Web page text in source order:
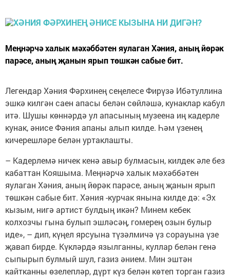
Меңнәрчә халык мәхәббәтен яулаган Хәния, аның йөрәк
парәсе, аның җанын ярып төшкән сабые бит.
Легендар Хәния Фәрхинең сеңелесе Фирүзә Ибәтуллина
эшкә килгән саен апасы белән сөйләшә, кунаклар кабул
итә. Шушы көннәрдә ул апасының музеена иң кадерле
кунак, әнисе Фәния апаны алып килде. Һәм үзенең
кичерешләре белән уртаклашты.
– Кадерлемә ничек кенә авыр булмасын, килдек әле без
кабаттан Кояшыма. Меңнәрчә халык мәхәббәтен
яулаган Хәния, аның йөрәк парәсе, аның җанын ярып
төшкән сабые бит. Хәния -курчак янына килде дә: «Эх
кызым, нигә артист булдың икән? Минем кебек
колхозчы гына булып эшләсәң, гомерең озын булыр
иде», – дип, күңел ярсуына түзәлмичә үз сорауына үзе
җавап бирде. Күкләрдә язылганны, куллар белән генә
сыпырып булмый шул, газиз әнием. Мин эштән
кайтканны өзелепләр, дүрт күз белән көтеп торган газиз